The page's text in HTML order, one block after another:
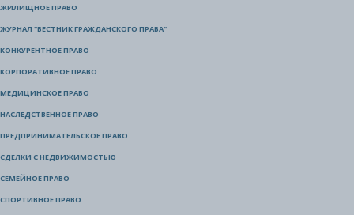
ЖИЛИЩНОЕ ПРАВО
ЖУРНАЛ "ВЕСТНИК ГРАЖДАНСКОГО ПРАВА"
КОНКУРЕНТНОЕ ПРАВО
КОРПОРАТИВНОЕ ПРАВО
МЕДИЦИНСКОЕ ПРАВО
НАСЛЕДСТВЕННОЕ ПРАВО
ПРЕДПРИНИМАТЕЛЬСКОЕ ПРАВО
СДЕЛКИ С НЕДВИЖИМОСТЬЮ
СЕМЕЙНОЕ ПРАВО
СПОРТИВНОЕ ПРАВО